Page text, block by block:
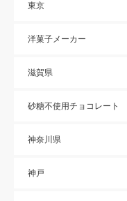
東京
洋菓子メーカー
滋賀県
砂糖不使用チョコレート
神奈川県
神戸